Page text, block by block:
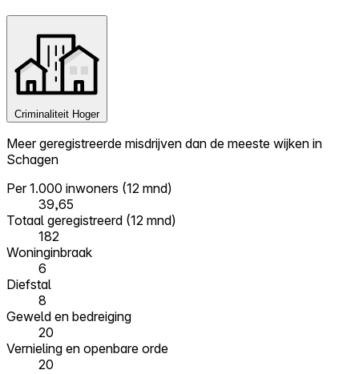
Criminaliteit Hoger
Meer geregistreerde misdrijven dan de meeste wijken in
Schagen
Per 1.000 inwoners (12 mnd)
39,65
Totaal geregistreerd (12 mnd)
182
Woninginbraak
6
Diefstal
8
Geweld en bedreiging
20
Vernieling en openbare orde
20